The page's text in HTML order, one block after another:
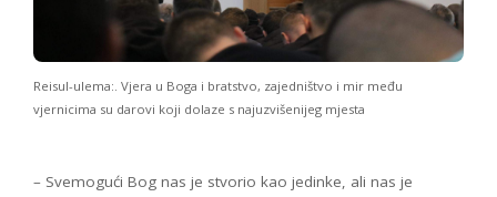
Reisul-ulema:. Vjera u Boga i bratstvo, zajedništvo i mir među
vjernicima su darovi koji dolaze s najuzvišenijeg mjesta
– Svemogući Bog nas je stvorio kao jedinke, ali nas je